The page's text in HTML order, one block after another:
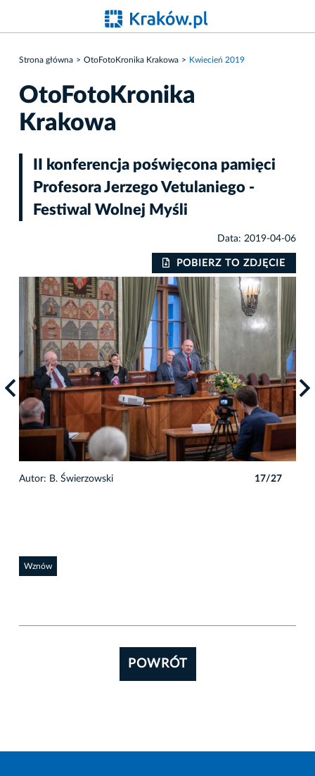
Strona główna OtoFotoKronika Krakowa Kwiecień 2019
OtoFotoKronika
Krakowa
II konferencja poświęcona pamięci
Profesora Jerzego Vetulaniego -
Festiwal Wolnej Myśli
Data: 2019-04-06
POBIERZ TO ZDJĘCIE
Autor: B. Świerzowski 17/27
Wznów
POWRÓT